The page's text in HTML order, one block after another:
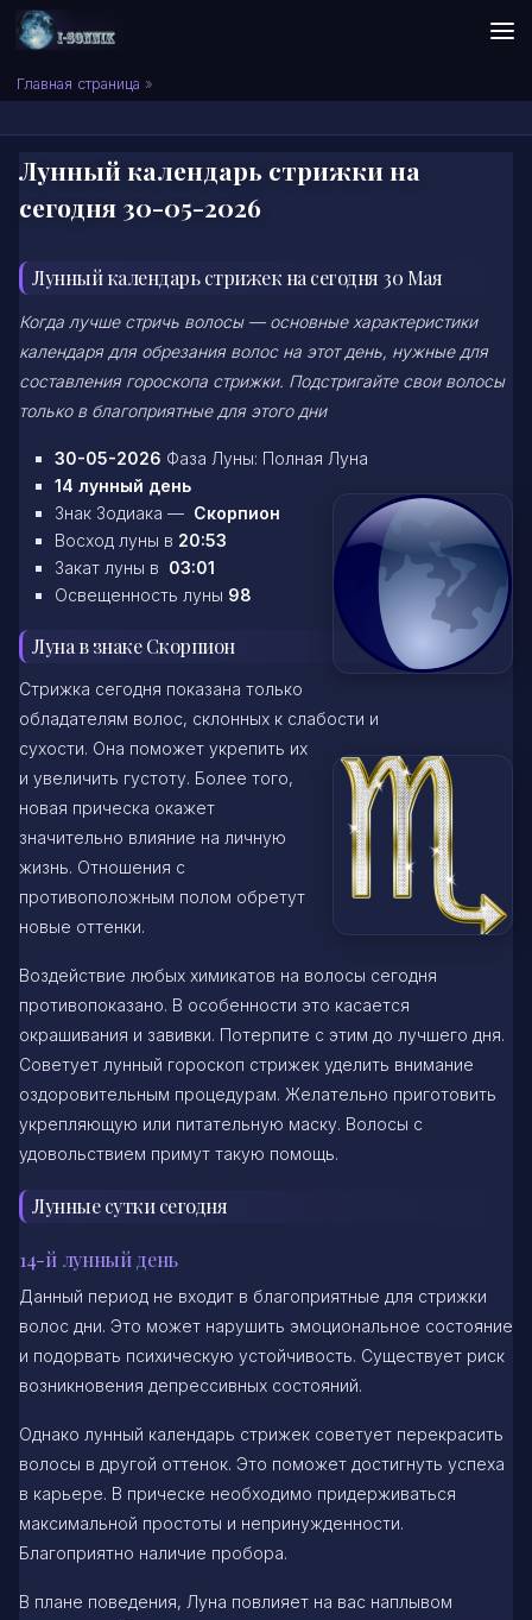
Skip to content
Сонник I-SONNIK.COM
Главная страница »
Лунный календарь стрижки на
сегодня 30-05-2026
Лунный календарь стрижек на сегодня 30 Мая
Когда лучше стричь волосы — основные характеристики
календаря для обрезания волос на этот день, нужные для
составления гороскопа стрижки. Подстригайте свои волосы
только в благоприятные для этого дни
30-05-2026 Фаза Луны: Полная Луна
14 лунный день
Знак Зодиака — Скорпион
Восход луны в 20:53
Закат луны в 03:01
Освещенность луны 98
Луна в знаке Скорпион
Стрижка сегодня показана только
обладателям волос, склонных к слабости и
сухости. Она поможет укрепить их
и увеличить густоту. Более того,
новая прическа окажет
значительно влияние на личную
жизнь. Отношения с
противоположным полом обретут
новые оттенки.
Воздействие любых химикатов на волосы сегодня
противопоказано. В особенности это касается
окрашивания и завивки. Потерпите с этим до лучшего дня.
Советует лунный гороскоп стрижек уделить внимание
оздоровительным процедурам. Желательно приготовить
укрепляющую или питательную маску. Волосы с
удовольствием примут такую помощь.
Лунные сутки сегодня
14-й лунный день
Данный период не входит в благоприятные для стрижки
волос дни. Это может нарушить эмоциональное состояние
и подорвать психическую устойчивость. Существует риск
возникновения депрессивных состояний.
Однако лунный календарь стрижек советует перекрасить
волосы в другой оттенок. Это поможет достигнуть успеха
в карьере. В прическе необходимо придерживаться
максимальной простоты и непринужденности.
Благоприятно наличие пробора.
В плане поведения, Луна повлияет на вас наплывом